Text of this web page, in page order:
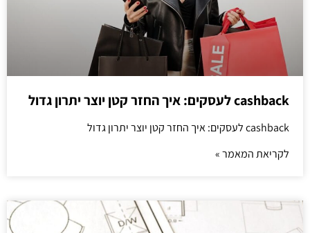
cashback לעסקים: איך החזר קטן יוצר יתרון גדול
cashback לעסקים: איך החזר קטן יוצר יתרון גדול
לקריאת המאמר »